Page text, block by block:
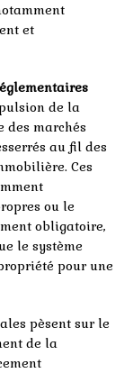
et
de la
des marchés
au fil des
Ces
ou le
obligatoire,
le système
pour une
pèsent sur le
de la